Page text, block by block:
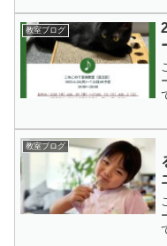
教室ブログ
教室ブログ